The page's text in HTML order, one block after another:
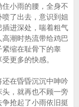
小雨的腰，全身不
了出去，意识到姐
进深处，喘着粗气
潮时热流带给鸡巴
缩在耻骨下的睾
更多的快感。
在昏昏沉沉中呻吟
，就再也不顾一旁
抢起了小雨依旧挺